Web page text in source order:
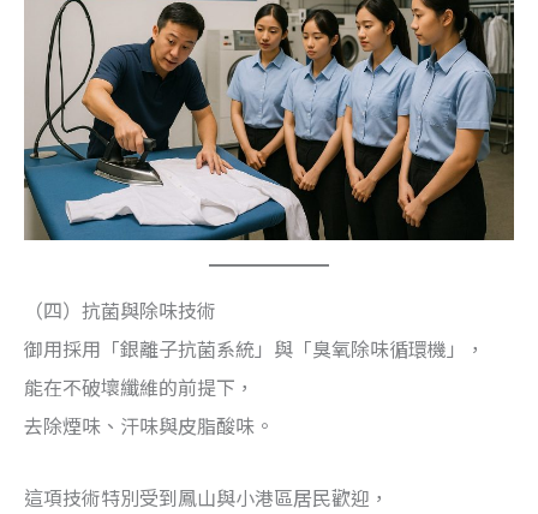
（四）抗菌與除味技術
御用採用「銀離子抗菌系統」與「臭氧除味循環機」，
能在不破壞纖維的前提下，
去除煙味、汗味與皮脂酸味。
這項技術特別受到鳳山與小港區居民歡迎，